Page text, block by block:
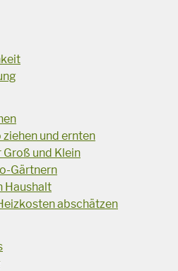
und ernten
und Klein
Gärtnern
Haushalt
abschätzen